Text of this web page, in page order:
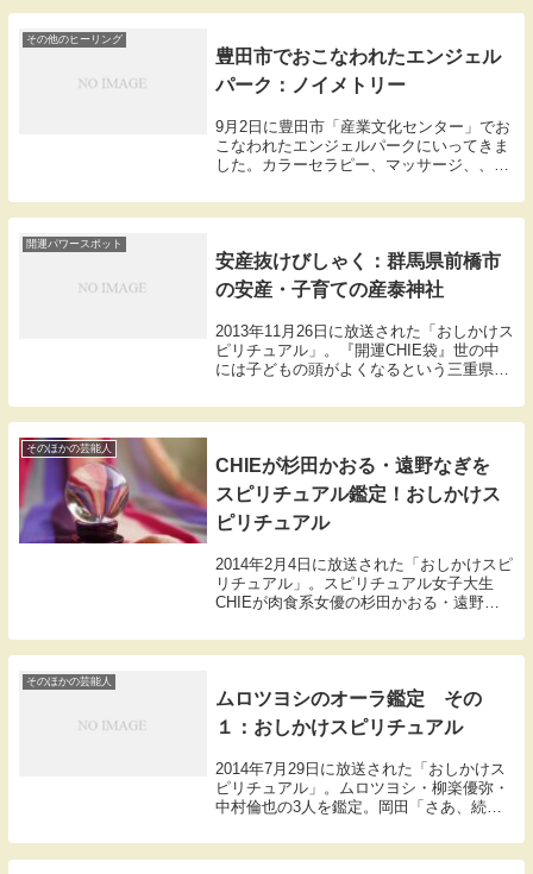
その他のヒーリング
豊田市でおこなわれたエンジェル
パーク：ノイメトリー
9月2日に豊田市「産業文化センター」でお
こなわれたエンジェルパークにいってきま
した。カラーセラピー、マッサージ、、エ
真、などなどが出展しています。10時半か
らなのだけど、10時40分ぐらいになってし
開運パワースポット
安産抜けびしゃく：群馬県前橋市
の安産・子育ての産泰神社
2013年11月26日に放送された「おしかけス
ピリチュアル」。『開運CHIE袋』世の中
には子どもの頭がよくなるという三重県の
いう群馬県の赤城神社といった子育てにご
利益がある不思議な開運スポットがある
そのほかの芸能人
CHIEが杉田かおる・遠野なぎを
スピリチュアル鑑定！おしかけス
ピリチュアル
2014年2月4日に放送された「おしかけスピ
リチュアル」。スピリチュアル女子大生
CHIEが肉食系女優の杉田かおる・遠野な
岡田「お互いを見てどうですか？」杉田か
おる「やっぱり私が現役時代のブイブイ言
そのほかの芸能人
ムロツヨシのオーラ鑑定 その
１：おしかけスピリチュアル
2014年7月29日に放送された「おしかけス
ピリチュアル」。ムロツヨシ・柳楽優弥・
中村倫也の3人を鑑定。岡田「さあ、続い
とったら非常にわかりやすいオーラ。多分
俺に近いオーラだと思うんだけど。」